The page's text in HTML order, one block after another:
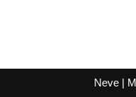
Neve|